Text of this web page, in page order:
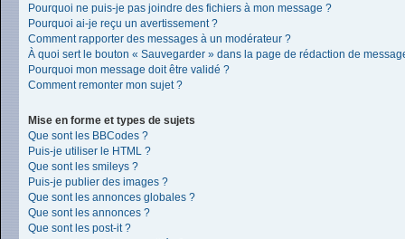
Pourquoi ne puis-je pas joindre des fichiers à mon message ?
Pourquoi ai-je reçu un avertissement ?
Comment rapporter des messages à un modérateur ?
À quoi sert le bouton « Sauvegarder » dans la page de rédaction de
Pourquoi mon message doit être validé ?
Comment remonter mon sujet ?
Mise en forme et types de sujets
Que sont les BBCodes ?
Puis-je utiliser le HTML ?
Que sont les smileys ?
Puis-je publier des images ?
Que sont les annonces globales ?
Que sont les annonces ?
Que sont les post-it ?